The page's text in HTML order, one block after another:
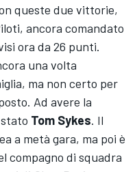
queste due vittorie,
ancora comandato
ora da 26 punti.
una volta
ma non certo per
Ad avere la
Tom Sykes. Il
a metà gara, ma poi è
compagno di squadra